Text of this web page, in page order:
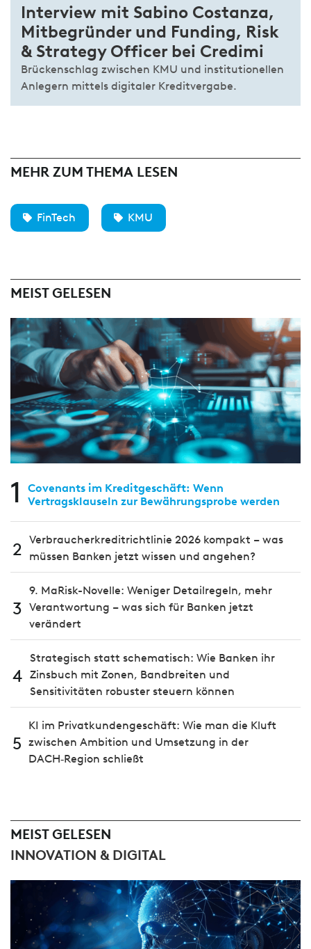
Interview mit Sabino Costanza,
Mitbegründer und Funding, Risk
& Strategy Officer bei Credimi
Brückenschlag zwischen KMU und institutionellen
Anlegern mittels digitaler Kreditvergabe.
MEHR ZUM THEMA LESEN
FinTech KMU
MEIST GELESEN
1
Covenants im Kreditgeschäft: Wenn
Vertragsklauseln zur Bewährungsprobe werden
2 Verbraucherkreditrichtlinie 2026 kompakt – was
müssen Banken jetzt wissen und angehen?
3
9. MaRisk-Novelle: Weniger Detailregeln, mehr
Verantwortung – was sich für Banken jetzt
verändert
4
Strategisch statt schematisch: Wie Banken ihr
Zinsbuch mit Zonen, Bandbreiten und
Sensitivitäten robuster steuern können
5
KI im Privatkundengeschäft: Wie man die Kluft
zwischen Ambition und Umsetzung in der
DACH‑Region schließt
MEIST GELESEN
INNOVATION & DIGITAL